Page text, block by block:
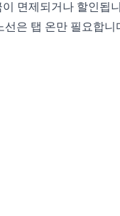
면제되거나 할인됩
선은 탭 온만 필요합니